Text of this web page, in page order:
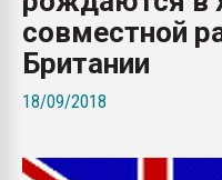
совместной
Британии
18/09/2018